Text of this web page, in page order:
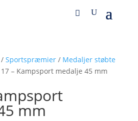
/ Sportspræmier/ Medaljer støbte
– Kampsport medalje 45 mm
mm